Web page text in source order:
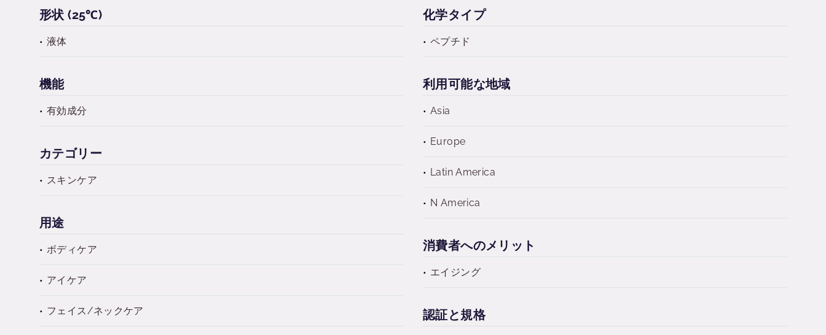
形状 (25℃)
液体
化学タイプ
ペプチド
機能
有効成分
利用可能な地域
Asia
Europe
Latin America
N America
カテゴリー
スキンケア
用途
ボディケア
アイケア
フェイス/ネックケア
消費者へのメリット
エイジング
認証と規格